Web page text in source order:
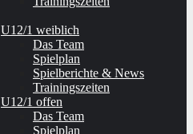
U12/1 weiblich
Das Team
Spielplan
Spielberichte & News
Trainingszeiten
U12/1 offen
Das Team
Spielplan